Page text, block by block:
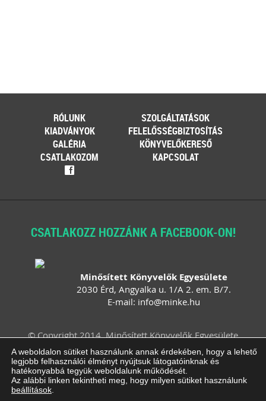
RÓLUNK
SZOLGÁLTATÁSOK
KIADVÁNYOK
FELELŐSSÉGBIZTOSÍTÁS
GALÉRIA
KÖNYVELŐKERESŐ
CSATLAKOZOM
KAPCSOLAT
f
CSATLAKOZZ HOZZÁNK A FACEBOOK-ON!
Minősített Könyvelők Egyesülete
2030 Érd, Angyalka u. 1/A 2. em. B/7.
E-mail: info@minke.hu
© Copyright 2014. Minősített Könyvelők Egyesülete
Felhasználási feltételek
Adatvédelem
Impresszum
ÁSZF
Süti beállítások
módosítása
Arculattervezés, honlaptervezés: Kreatív Vonalak
A weboldalon sütiket használunk annak érdekében, hogy a lehető
legjobb felhasználói élményt nyújtsuk látogatóinknak és
hatékonyabbá tegyük weboldalunk működését.
Az alábbi linken tekintheti meg, hogy milyen sütiket használunk
beállítások